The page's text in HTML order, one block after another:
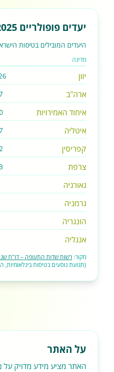
יעדים פופולריים 2025
היעדים המובילים בטיסות
מדינה
יוון
ארה"ב
איחוד האמירויות
איטליה
קפריסין
צרפת
גאורגיה
גרמניה
הונגריה
אנגליה
מקור: רשות שדות התעופה – דו"ח שנתי 2025, נמל התעופה בן-
(תנועת נוסעים בטיסות בינלאומיות,
על האתר
האתר מציע מידע מדויק על